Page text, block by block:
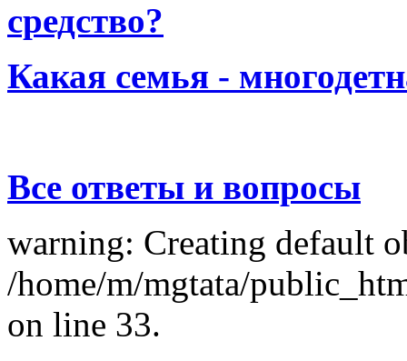
средство?
Какая семья -
Все ответы и вопросы
warning: Creating default
/home/m/mgtata/
on line 33.